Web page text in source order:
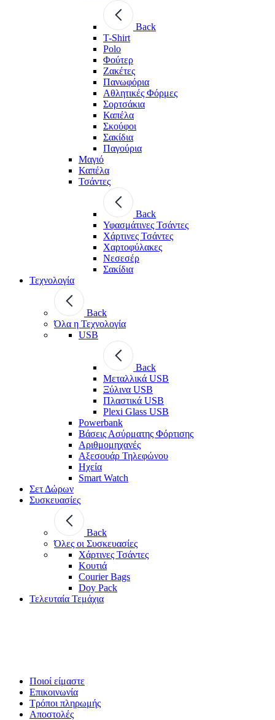
Back
T-Shirt
Polo
Φούτερ
Ζακέτες
Πανωφόρια
Αθλητικές Φόρμες
Σορτσάκια
Καπέλα
Σκούφοι
Σακίδια
Παγούρια
Μαγιό
Καπέλα
Τσάντες
Back
Υφασμάτινες Τσάντες
Χάρτινες Τσάντες
Χαρτοφύλακες
Νεσεσέρ
Σακίδια
Τεχνολογία
Back
Όλα η Τεχνολογία
USB
Back
Μεταλλικά USB
Ξύλινα USB
Πλαστικά USB
Plexi Glass USB
Powerbank
Βάσεις Ασύρματης Φόρτισης
Αριθμομηχανές
Αξεσουάρ Τηλεφώνου
Ηχεία
Smart Watch
Σετ Δώρων
Συσκευασίες
Back
Όλες οι Συσκευασίες
Χάρτινες Τσάντες
Κουτιά
Courier Bags
Doy Pack
Τελευταία Τεμάχια
Ποιοί είμαστε
Επικοινωνία
Τρόποι πληρωμής
Αποστολές